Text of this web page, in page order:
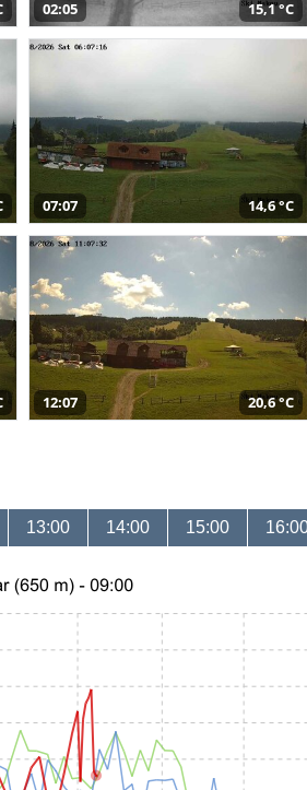
02:05 15,1 °C
07:07 14,6 °C
12:07 20,6 °C
13:00 14:00 15:00